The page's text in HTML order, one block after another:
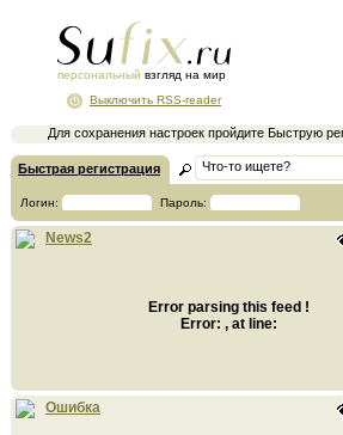
персональный взгляд на мир
Для сохранения настроек пройдите Быструю
Выключить RSS-reader
Быстрая регистрация
Логин: Пароль:
News2
Error parsing this feed !
Error: , at line:
Ошибка